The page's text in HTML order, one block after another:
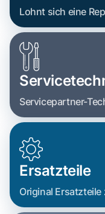
Lohnt sich eine
Servicepartner-
Ersatzteile
Original Ersatzteile